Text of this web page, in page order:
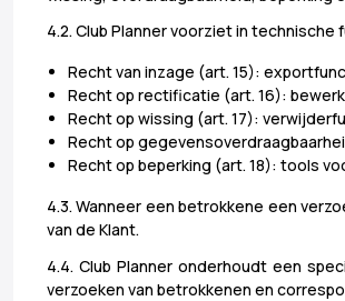
4.2. Club Planner voorziet in
Recht van inzage (art. 15):
Recht op rectificatie (art. 16):
Recht op wissing (art. 17):
Recht op
Recht op beperking (art. 18): tools
4.3. Wanneer een betrokkene een
van de Klant.
4.4. Club Planner onderhoudt een
verzoeken van betrokkenen en